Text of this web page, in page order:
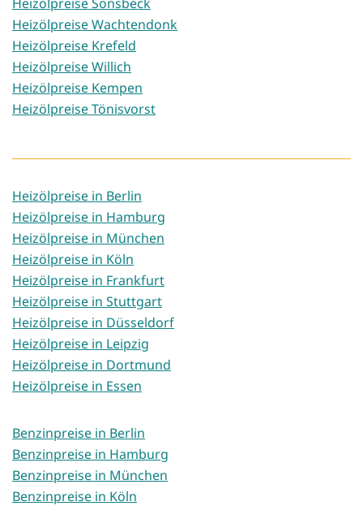
Heizölpreise Wachtendonk
Heizölpreise Krefeld
Heizölpreise Willich
Heizölpreise Kempen
Heizölpreise Tönisvorst
Heizölpreise in Berlin
Heizölpreise in Hamburg
Heizölpreise in München
Heizölpreise in Köln
Heizölpreise in Frankfurt
Heizölpreise in Stuttgart
Heizölpreise in Düsseldorf
Heizölpreise in Leipzig
Heizölpreise in Dortmund
Heizölpreise in Essen
Benzinpreise in Berlin
Benzinpreise in Hamburg
Benzinpreise in München
Benzinpreise in Köln